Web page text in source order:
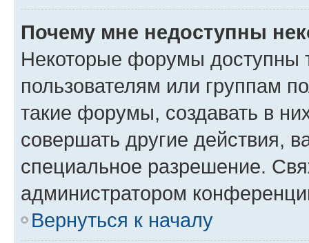
Почему мне недоступны
Некоторые форумы доступны
пользователям или группам
такие форумы, создавать в
совершать другие действия,
специальное разрешение.
администратором
Вернуться к началу